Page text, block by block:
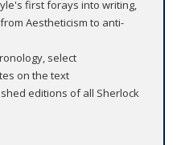
first forays into writing,
Aestheticism to anti-
select
on the text
editions of all Sherlock